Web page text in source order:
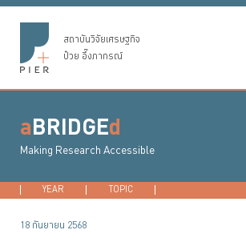
สถาบันวิจัยเศรษฐกิจ
ป๋วย อึ๊งภากรณ์
aBRIDGEd
Making Research Accessible
YEAR 2026 2025
TOPIC
18 กันยายน 2568